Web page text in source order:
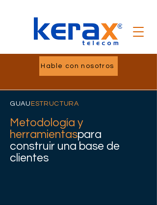
Hable con nosotros
GUAU ESTRUCTURA
Metodología y
herramientaspara
construir una base de
clientes